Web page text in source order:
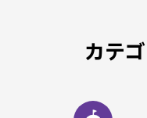
カテ